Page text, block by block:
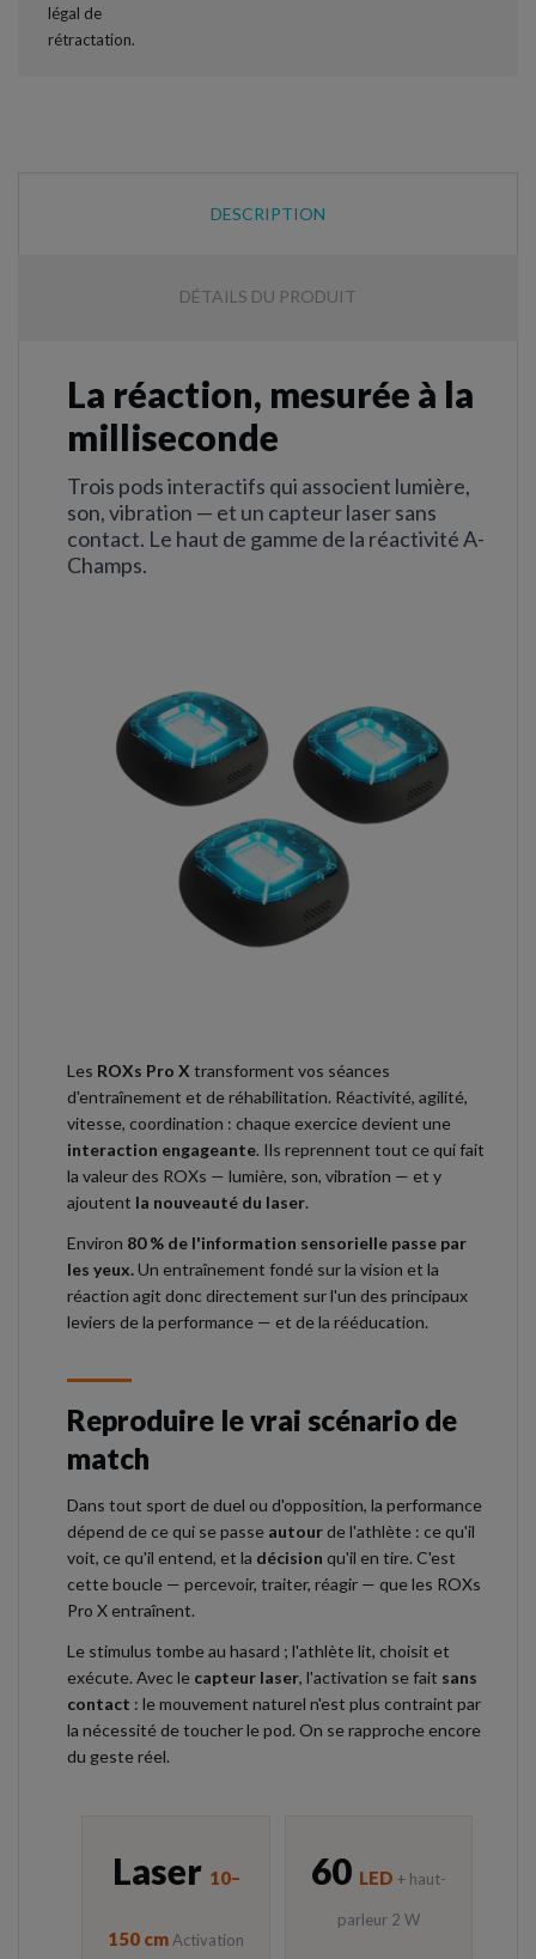
DESCRIPTION
DÉTAILS DU PRODUIT
La réaction, mesurée à la
milliseconde
Trois pods interactifs qui associent lumière,
son, vibration — et un capteur laser sans
contact. Le haut de gamme de la réactivité A-
Champs.
Les ROXs Pro X transforment vos séances
d'entraînement et de réhabilitation. Réactivité, agilité,
vitesse, coordination : chaque exercice devient une
interaction engageante. Ils reprennent tout ce qui fait
la valeur des ROXs — lumière, son, vibration — et y
ajoutent la nouveauté du laser.
Environ 80 % de l'information sensorielle passe par
les yeux.Un entraînement fondé sur la vision et la
réaction agit donc directement sur l'un des principaux
leviers de la performance — et de la rééducation.
Reproduire le vrai scénario de
match
Dans tout sport de duel ou d'opposition, la performance
dépend de ce qui se passe autour de l'athlète : ce qu'il
voit, ce qu'il entend, et la décision qu'il en tire. C'est
cette boucle — percevoir, traiter, réagir — que les ROXs
Pro X entraînent.
Le stimulus tombe au hasard ; l'athlète lit, choisit et
exécute. Avec le capteur laser, l'activation se fait sans
contact : le mouvement naturel n'est plus contraint par
la nécessité de toucher le pod. On se rapproche encore
du geste réel.
Laser 10–
150 cm Activation
60 LED + haut-
parleur 2 W